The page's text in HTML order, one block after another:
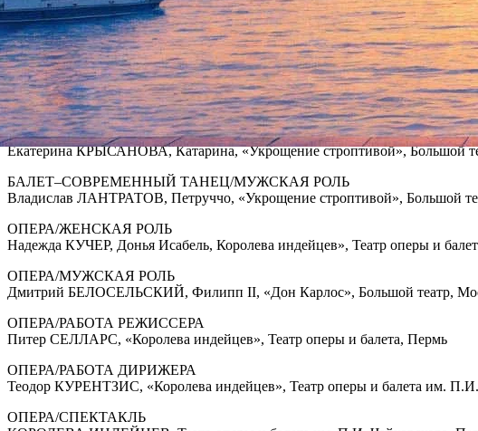
В номинации «Лучший современный танец» всех – и даже Начо Дуато с
Александринского театра.
Остальные «Маски» распределились так:
БАЛЕТ/СПЕКТАКЛЬ
УКРОЩЕНИЕ СТРОПТИВОЙ, Большой театр, Москва
БАЛЕТ–СОВРЕМЕННЫЙ ТАНЕЦ/ЖЕНСКАЯ РОЛЬ
Екатерина КРЫСАНОВА, Катарина, «Укрощение строптивой», Большой
БАЛЕТ–СОВРЕМЕННЫЙ ТАНЕЦ/МУЖСКАЯ РОЛЬ
Владислав ЛАНТРАТОВ, Петруччо, «Укрощение строптивой», Большой
ОПЕРА/ЖЕНСКАЯ РОЛЬ
Надежда КУЧЕР, Донья Исабель, Королева индейцев», Театр оперы и
ОПЕРА/МУЖСКАЯ РОЛЬ
Дмитрий БЕЛОСЕЛЬСКИЙ, Филипп II, «Дон Карлос», Большой театр,
ОПЕРА/РАБОТА РЕЖИСCЕРА
Питер СЕЛЛАРС, «Королева индейцев», Театр оперы и балета, Пермь
ОПЕРА/РАБОТА ДИРИЖЕРА
Теодор КУРЕНТЗИС, «Королева индейцев», Театр оперы и балета им.
ОПЕРА/СПЕКТАКЛЬ